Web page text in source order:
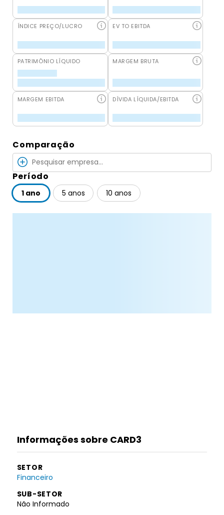
ÍNDICE PREÇO/LUCRO EV TO EBITDA
PATRIMÔNIO LÍQUIDO MARGEM BRUTA
MARGEM EBITDA DÍVIDA LÍQUIDA/EBITDA
Comparação
Período
1 ano 5 anos 10 anos
Informações sobre CARD3
SETOR
Financeiro
SUB-SETOR
Não Informado